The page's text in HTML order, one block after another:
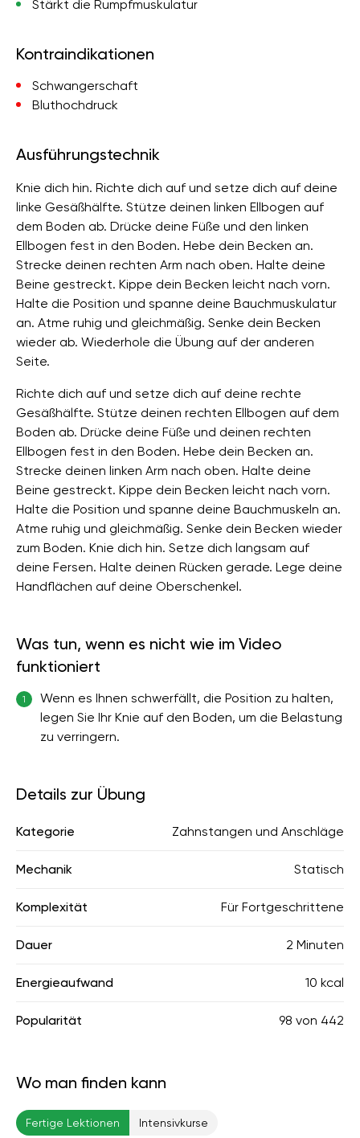
Stärkt die Rumpfmuskulatur
Kontraindikationen
Schwangerschaft
Bluthochdruck
Ausführungstechnik
Knie dich hin. Richte dich auf und setze dich auf deine
linke Gesäßhälfte. Stütze deinen linken Ellbogen auf
dem Boden ab. Drücke deine Füße und den linken
Ellbogen fest in den Boden. Hebe dein Becken an.
Strecke deinen rechten Arm nach oben. Halte deine
Beine gestreckt. Kippe dein Becken leicht nach vorn.
Halte die Position und spanne deine Bauchmuskulatur
an. Atme ruhig und gleichmäßig. Senke dein Becken
wieder ab. Wiederhole die Übung auf der anderen
Seite.
Richte dich auf und setze dich auf deine rechte
Gesäßhälfte. Stütze deinen rechten Ellbogen auf dem
Boden ab. Drücke deine Füße und deinen rechten
Ellbogen fest in den Boden. Hebe dein Becken an.
Strecke deinen linken Arm nach oben. Halte deine
Beine gestreckt. Kippe dein Becken leicht nach vorn.
Halte die Position und spanne deine Bauchmuskeln an.
Atme ruhig und gleichmäßig. Senke dein Becken wieder
zum Boden. Knie dich hin. Setze dich langsam auf
deine Fersen. Halte deinen Rücken gerade. Lege deine
Handflächen auf deine Oberschenkel.
Was tun, wenn es nicht wie im Video
funktioniert
1
Wenn es Ihnen schwerfällt, die Position zu halten,
legen Sie Ihr Knie auf den Boden, um die Belastung
zu verringern.
Details zur Übung
Kategorie Zahnstangen und Anschläge
Mechanik Statisch
Komplexität Für Fortgeschrittene
Dauer 2 Minuten
Energieaufwand 10 kcal
Popularität 98 von 442
Wo man finden kann
Fertige Lektionen Intensivkurse